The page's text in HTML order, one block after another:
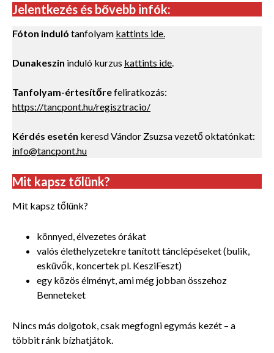
Jelentkezés és bővebb infók:
Fóton induló tanfolyam kattints ide.
Dunakeszin induló kurzus kattints ide.
Tanfolyam-értesítőrefeliratkozás:
https://tancpont.hu/regisztracio/
Kérdés esetén keresd Vándor Zsuzsa vezető oktatónkat:
info@tancpont.hu
Mit kapsz tőlünk?
Mit kapsz tőlünk?
könnyed, élvezetes órákat
valós élethelyzetekre tanított tánclépéseket (bulik,
esküvők, koncertek pl. KesziFeszt)
egy közös élményt, ami még jobban összehoz
Benneteket
Nincs más dolgotok, csak megfogni egymás kezét – a
többit ránk bízhatjátok.